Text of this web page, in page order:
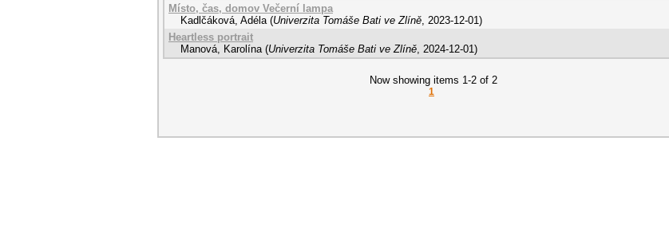
Místo, čas, domov Večerní lampa
Kadlčáková, Adéla (Univerzita Tomáše Bati ve Zlíně, 2023-12-01)
Heartless portrait
Manová, Karolína (Univerzita Tomáše Bati ve Zlíně, 2024-12-01)
Now showing items 1-2 of 2
1